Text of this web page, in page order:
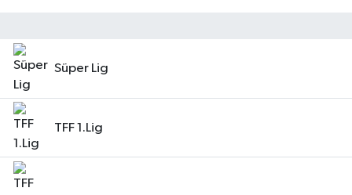
Süper Lig
TFF 1.Lig